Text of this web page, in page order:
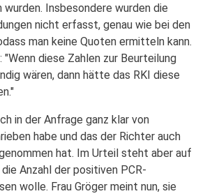
wurden. Insbesondere wurden die
nicht erfasst, genau wie bei den
man keine Quoten ermitteln kann.
diese Zahlen zur Beurteilung
wären, dann hätte das RKI diese
in der Anfrage ganz klar von
habe und das der Richter auch
hat. Im Urteil steht aber auf
Anzahl der positiven PCR-
wolle. Frau Gröger meint nun, sie